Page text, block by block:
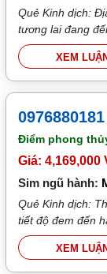
Quẻ Kinh dịch:
tương lai đang
XEM
0976880181
Điểm phong
Giá: 4,169,000
Sim ngũ hành:
Quẻ Kinh dịch:
tiết độ đem đến
XEM